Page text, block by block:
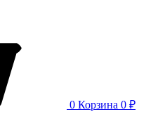
0 Корзина 0 ₽